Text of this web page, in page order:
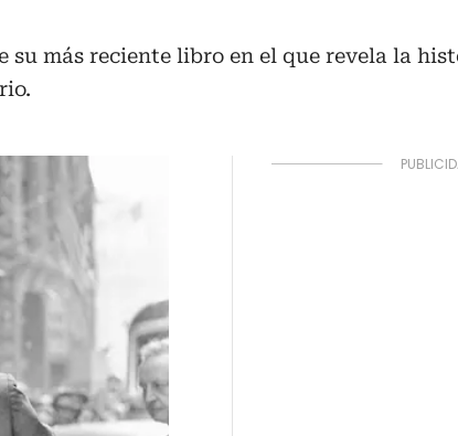
más reciente libro en el que revela la